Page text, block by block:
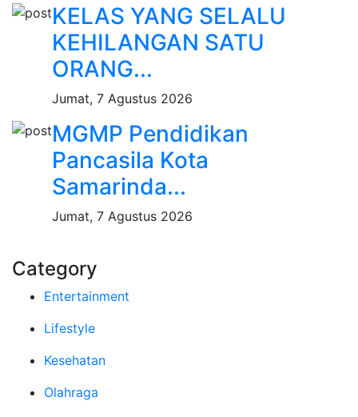
KELAS YANG SELALU
KEHILANGAN SATU
ORANG...
Jumat, 7 Agustus 2026
MGMP Pendidikan
Pancasila Kota
Samarinda...
Jumat, 7 Agustus 2026
Category
Entertainment
Lifestyle
Kesehatan
Olahraga